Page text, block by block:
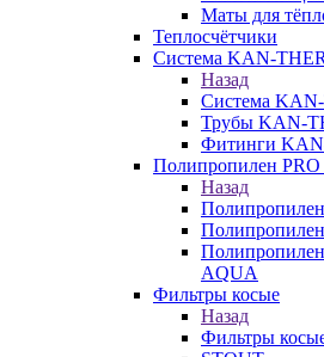
Маты для
Теплосчётчики
Система KAN-
Назад
Система
Трубы KAN-
Фитинги
Полипропилен
Назад
AQUA
Фильтры косые
Назад
Фильтры